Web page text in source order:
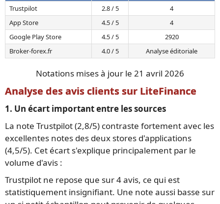
Trustpilot
2.8 / 5
4
App Store
4.5 / 5
4
Google Play Store
4.5 / 5
2920
Broker-forex.fr
4.0 / 5 Analyse éditoriale
Notations mises à jour le 21 avril 2026
Analyse des avis clients sur LiteFinance
1. Un écart important entre les sources
La note Trustpilot (2,8/5) contraste fortement avec les
excellentes notes des deux stores d'applications
(4,5/5). Cet écart s'explique principalement par le
volume d'avis :
Trustpilot ne repose que sur 4 avis, ce qui est
statistiquement insignifiant. Une note aussi basse sur